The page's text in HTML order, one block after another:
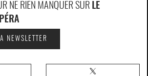
NE RIEN MANQUER SUR LE
NEWSLETTER